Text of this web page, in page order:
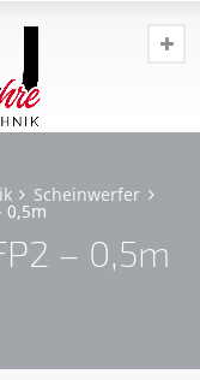
Scheinwerfer
0,5m
– 0,5m